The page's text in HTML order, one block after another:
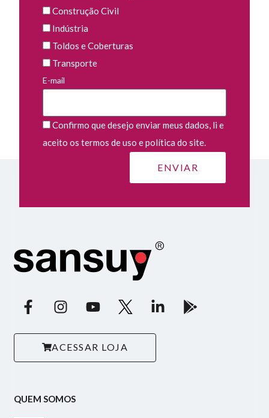
Construção Civil
Indústria
Toldos e Coberturas
Transporte
E-mail
Confirmo que desejo enviar meus dados, li e
aceito os termos de uso e política do site.
ACESSAR LOJA
QUEM SOMOS